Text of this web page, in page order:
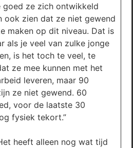
goed ze zich ontwikkeld
ook zien dat ze niet gewend
maken op dit niveau. Dat is
als je veel van zulke jonge
is het toch te veel, te
ze mee kunnen met het
leveren, maar 90
ze niet gewend. 60
voor de laatste 30
fysiek tekort.”
heeft alleen nog wat tijd